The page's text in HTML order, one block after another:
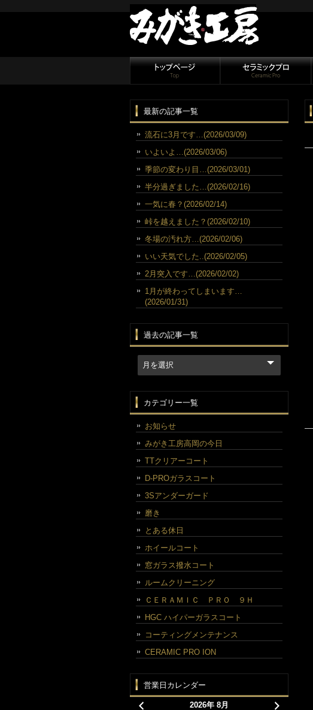
最新の記事一覧
流石に3月です…(2026/03/09)
いよいよ…(2026/03/06)
季節の変わり目…(2026/03/01)
半分過ぎました…(2026/02/16)
一気に春？(2026/02/14)
峠を越えました？(2026/02/10)
冬場の汚れ方…(2026/02/06)
いい天気でした..(2026/02/05)
2月突入です…(2026/02/02)
1月が終わってしまいます…
(2026/01/31)
過去の記事一覧
カテゴリー一覧
お知らせ
みがき工房高岡の今日
TTクリアーコート
D-PROガラスコート
3Sアンダーガード
磨き
とある休日
ホイールコート
窓ガラス撥水コート
ルームクリーニング
ＣＥＲＡＭＩＣ ＰＲＯ ９Ｈ
HGC ハイパーガラスコート
コーティングメンテナンス
CERAMIC PRO ION
営業日カレンダー
2026年 8月